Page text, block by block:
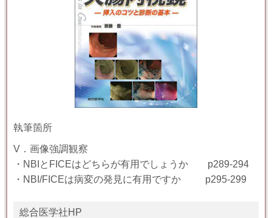
執筆箇所
V．画像強調観察
・NBI と FICEはどちらが有用でしょうか p289-294
・NBI/FICEは病変の発見に有用ですか p295-299
総合医学社HP